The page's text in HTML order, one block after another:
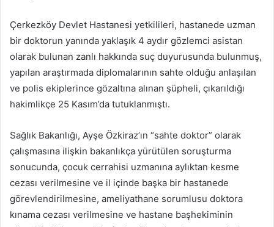
Çerkezköy Devlet Hastanesi yetkilileri, hastanede uzman
bir doktorun yanında yaklaşık 4 aydır gözlemci asistan
olarak bulunan zanlı hakkında suç duyurusunda bulunmuş,
yapılan araştırmada diplomalarının sahte olduğu anlaşılan
ve polis ekiplerince gözaltına alınan şüpheli, çıkarıldığı
hakimlikçe 25 Kasım’da tutuklanmıştı.
Sağlık Bakanlığı, Ayşe Özkiraz’ın “sahte doktor” olarak
çalışmasına ilişkin bakanlıkça yürütülen soruşturma
sonucunda, çocuk cerrahisi uzmanına aylıktan kesme
cezası verilmesine ve il içinde başka bir hastanede
görevlendirilmesine, ameliyathane sorumlusu doktora
kınama cezası verilmesine ve hastane başhekiminin